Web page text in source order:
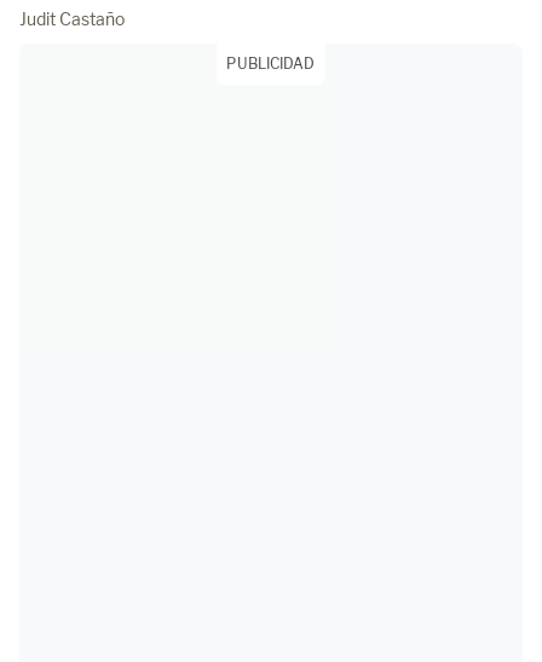
Judit Castaño
PUBLICIDAD